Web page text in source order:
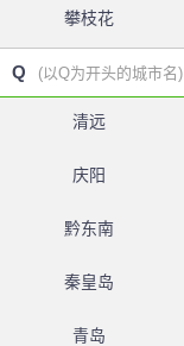
攀枝花
Q (以Q为开头的城市名)
清远
庆阳
黔东南
秦皇岛
青岛